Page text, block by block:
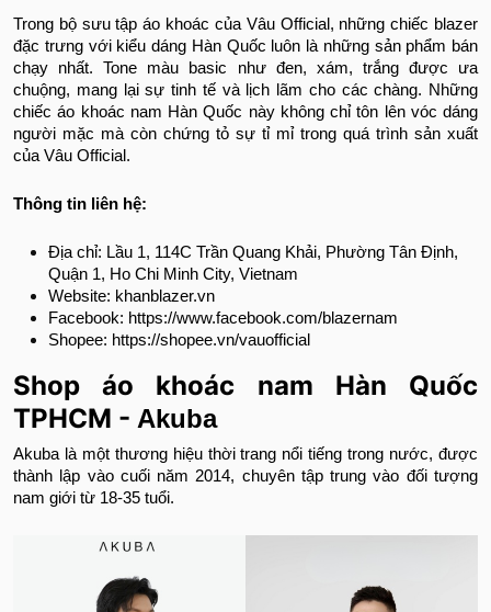
Trong bộ sưu tập áo khoác của Vâu Official, những chiếc blazer
đặc trưng với kiểu dáng Hàn Quốc luôn là những sản phẩm bán
chạy nhất. Tone màu basic như đen, xám, trắng được ưa
chuộng, mang lại sự tinh tế và lịch lãm cho các chàng. Những
chiếc áo khoác nam Hàn Quốc này không chỉ tôn lên vóc dáng
người mặc mà còn chứng tỏ sự tỉ mỉ trong quá trình sản xuất
của Vâu Official.
Thông tin liên hệ:
Địa chỉ: Lầu 1, 114C Trần Quang Khải, Phường Tân Định,
Quận 1, Ho Chi Minh City, Vietnam
Website: khanblazer.vn
Facebook: https://www.facebook.com/blazernam
Shopee: https://shopee.vn/vauofficial
Shop áo khoác nam Hàn Quốc
TPHCM - Akuba
Akuba là một thương hiệu thời trang nổi tiếng trong nước, được
thành lập vào cuối năm 2014, chuyên tập trung vào đối tượng
nam giới từ 18-35 tuổi.